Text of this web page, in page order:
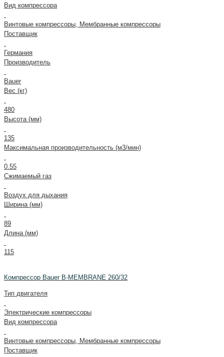
Вид компрессора
Винтовые компрессоры, Мембранные компрессоры
Поставщик
Германия
Производитель
Bauer
Вес (кг)
480
Высота (мм)
135
Максимальная производительность (м3/мин)
0.55
Сжимаемый газ
Воздух для дыхания
Ширина (мм)
89
Длина (мм)
115
Компрессор Bauer B-MEMBRANE 260/32
Тип двигателя
Электрические компрессоры
Вид компрессора
Винтовые компрессоры, Мембранные компрессоры
Поставщик